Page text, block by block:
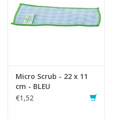
Micro Scrub - 22 x 11
cm - BLEU
€1,52